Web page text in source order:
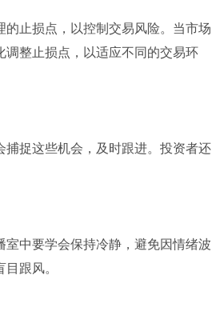
止损点，以控制交易风险。当市场
整止损点，以适应不同的交易环
捉这些机会，及时跟进。投资者还
中要学会保持冷静，避免因情绪波
跟风。